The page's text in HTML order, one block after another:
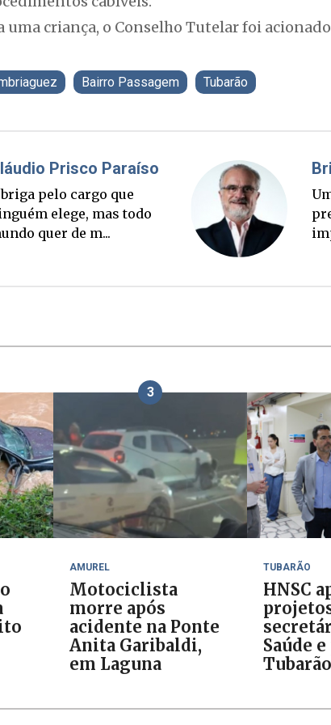
uma criança, o Conselho Tutelar foi
Bairro Passagem Tubarão
Bordignon
Anita Garibaldi virou
eleitoral
A
3
AMUREL
Motociclista
morre após
acidente na Ponte
Anita Garibaldi,
em Laguna
TUBARÃO
HNSC
Saúde
Tubarão